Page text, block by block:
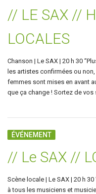
// LE SAX //
LOCALES
Chanson | Le SAX | 20 h 30
les artistes confirmées ou
femmes sont mises en avant
que ça change ! Sortez de
ÉVÉNEMENT
// Le SAX //
Scène locale | Le SAX | 20 h
à tous les musiciens et